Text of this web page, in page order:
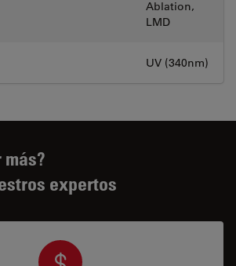
Ablation,
LMD
UV (340nm)
expertos